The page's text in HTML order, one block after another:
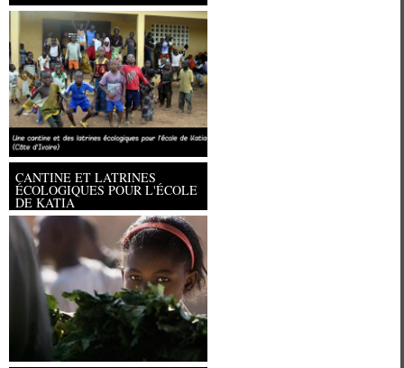
CANTINE ET LATRINES
ÉCOLOGIQUES POUR L'ÉCOLE
DE KATIA
Université Paris Ouest Nanterre la